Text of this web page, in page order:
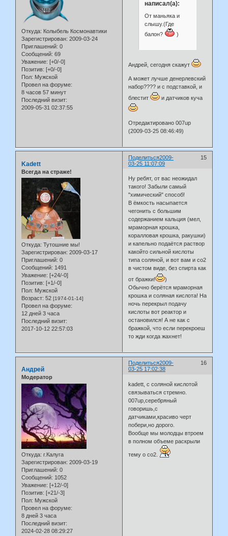
Откуда: Колыбель Космонавтики
Зарегистрирован: 2009-03-24
Приглашений: 0
Сообщений: 69
Уважение: [+0/-0]
Позитив: [+0/-0]
Пол: Мужской
Провел на форуме:
8 часов 57 минут
Последний визит:
2009-05-31 02:37:55
написал(а):
От маньяка и
слышу.(Где
балон?
)
Андрей, сегодня скажут
А может лучше денерлевский
набор???? и с подставкой, и
блестит
и датчиков куча
Отредактировано 007up
(2009-03-25 08:46:49)
Поделиться 15
2009-
03-25 11:07:09
Kadett
Всегда на страже!
Откуда: Тутошние мы!
Зарегистрирован: 2009-03-17
Приглашений: 0
Сообщений: 1491
Уважение: [+24/-0]
Позитив: [+1/-0]
Пол: Мужской
Возраст: 52 [1974-01-14]
Провел на форуме:
12 дней 3 часа
Последний визит:
2017-10-12 22:57:03
Ну ребят, от вас неожидал
такого! Забыли самый
"химический" способ!
В ёмкость насыпается
чегонить с большим
содержанием кальция (мел,
мраморная крошка,
коралловая крошка, ракушки)
и капельно подаётся раствор
какойто сильной кислоты
типа соляной, и вот вам и со2
в чистом виде, без спирта как
от бражки!
)
Обычно берётся мраморная
крошка и соляная кислота! На
ночь перекрыл подачу
кислоты вот реактор и
остановился! А не как с
бражкой, что если перекроеш
то жди когда жахнет!
Поделиться 16
2009-
03-25 17:02:38
Андрей
Модератор
Откуда: г.Калуга
Зарегистрирован: 2009-03-19
Приглашений: 0
Сообщений: 1052
Уважение: [+12/-0]
Позитив: [+21/-3]
Пол: Мужской
Провел на форуме:
8 дней 3 часа
Последний визит:
2024-02-28 08:29:27
kadett, с соляной кислотой
связываться стремно.
007up,серебряный
говоришь,с
датчиками,красиво черт
побери,но дорого.
Вообще мы молодцы втроем
в полном объеме раскрыли
тему о со2.